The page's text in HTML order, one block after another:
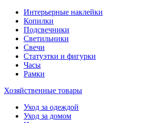
Интерьерные наклейки
Копилки
Подсвечники
Светильники
Свечи
Статуэтки и фигурки
Часы
Рамки
Хозяйственные товары
Уход за одеждой
Уход за домом